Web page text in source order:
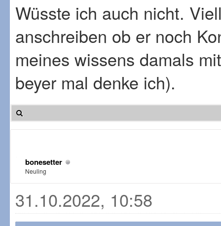
Wüsste ich auch nicht.
anschreiben ob er noch
meines wissens damals
beyer mal denke ich).
bonesetter
Neuling
31.10.2022, 10:58